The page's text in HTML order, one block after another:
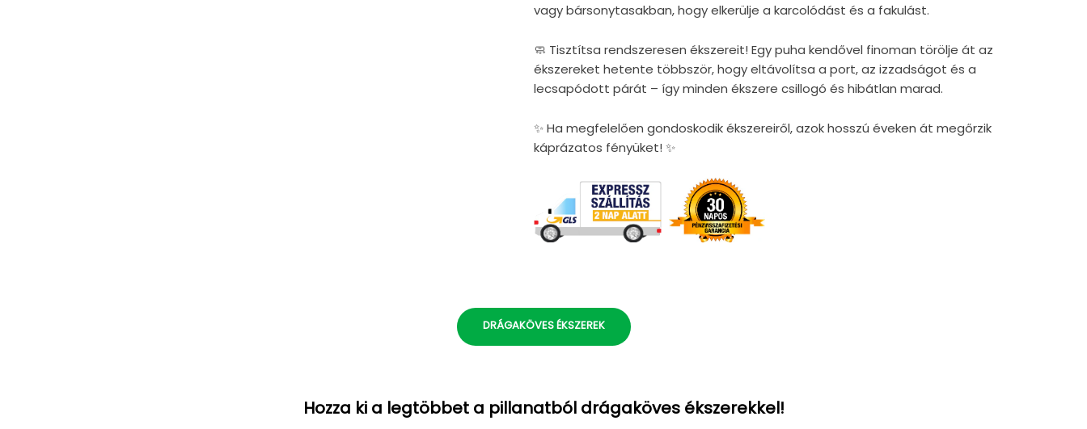
vagy bársonytasakban, hogy elkerülje a karcolódást és a fakulást.
🧼 Tisztítsa rendszeresen ékszereit! Egy puha kendővel finoman törölje át az
ékszereket hetente többször, hogy eltávolítsa a port, az izzadságot és a
lecsapódott párát – így minden ékszere csillogó és hibátlan marad.
✨ Ha megfelelően gondoskodik ékszereiről, azok hosszú éveken át megőrzik
káprázatos fényüket! ✨
DRÁGAKÖVES ÉKSZEREK
Hozza ki a legtöbbet a pillanatból drágaköves ékszerekkel!